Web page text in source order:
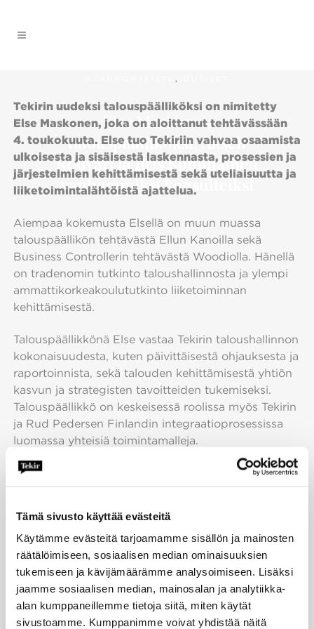
Tämä sivusto käyttää evästeitä
Käytämme evästeitä tarjoamamme sisällön ja mainosten
räätälöimiseen, sosiaalisen median ominaisuuksien
tukemiseen ja kävijämäärämme analysoimiseen. Lisäksi
jaamme sosiaalisen median, mainosalan ja analytiikka-
alan kumppaneillemme tietoja siitä, miten käytät
sivustoamme. Kumppanimme voivat yhdistää näitä
,
Else Maskonen
talouspäälliköksi, Akseli
Rouvari ja Iiris Komulainen
vanhemmiksi konsulteiksi
Tekirin uudeksi talouspäälliköksi on nimitetty
Else Maskonen, joka on aloittanut tehtävässään
4. toukokuuta. Else tuo Tekiriin vahvaa osaamista
ulkoisesta ja sisäisestä laskennasta, prosessien ja
järjestelmien kehittämisestä sekä uteliaisuutta ja
liiketoimintalähtöistä ajattelua.
Aiempaa kokemusta Elsellä on muun muassa
talouspäällikön tehtävästä Ellun Kanoilla sekä
Business Controllerin tehtävästä Woodiolla. Hänellä
on tradenomin tutkinto taloushallinnosta ja ylempi
ammattikorkeakoulututkinto liiketoiminnan
kehittämisestä.
Talouspäällikkönä Else vastaa Tekirin taloushallinnon
kokonaisuudesta, kuten päivittäisestä ohjauksesta ja
raportoinnista, sekä talouden kehittämisestä yhtiön
kasvun ja strategisten tavoitteiden tukemiseksi.
Talouspäällikkö on keskeisessä roolissa myös Tekirin
ja Rud Pedersen Finlandin integraatioprosessissa
luomassa yhteisiä toimintamalleja.
”On ollut ihanaa päästä osaksi Tekirin asiantuntevaa
ja lämminhenkistä porukkaa. Parasta on päästä
yhdistämässä ja pääsen osaltani viemään yhtiötä
seuraavalle tasolle sekä suunnittelemaan ja
pohtimaan kaikille parhaiten toimivia toimintatapoja
ja järjestelmiä,” Else avaa tunnelmiaan.
Akseli Rouvari ja Iiris Komulainen jatkavat
Tekirissä vanhemman konsultin tehtävässä